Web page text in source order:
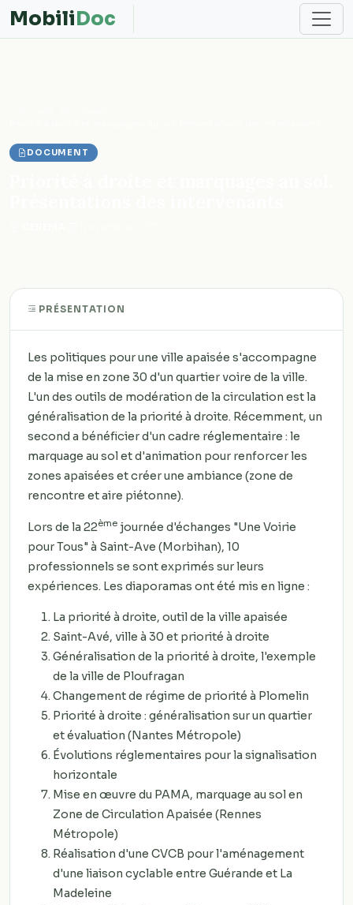
MobiliDoc
DOCUMENT
PRÉSENTATION
Les politiques pour une ville apaisée s'accompagne
de la mise en zone 30 d'un quartier voire de la ville.
L'un des outils de modération de la circulation est la
généralisation de la priorité à droite. Récemment, un
second a bénéficier d'un cadre réglementaire : le
marquage au sol et d'animation pour renforcer les
zones apaisées et créer une ambiance (zone de
rencontre et aire piétonne).
Lors de la 22ème journée d'échanges "Une Voirie
pour Tous" à Saint-Ave (Morbihan), 10
professionnels se sont exprimés sur leurs
expériences. Les diaporamas ont été mis en ligne :
La priorité à droite, outil de la ville apaisée
Saint-Avé, ville à 30 et priorité à droite
Généralisation de la priorité à droite, l'exemple
de la ville de Ploufragan
Changement de régime de priorité à Plomelin
Priorité à droite : généralisation sur un quartier
et évaluation (Nantes Métropole)
Évolutions réglementaires pour la signalisation
horizontale
Mise en œuvre du PAMA, marquage au sol en
Zone de Circulation Apaisée (Rennes
Métropole)
Réalisation d'une CVCB pour l'aménagement
d'une liaison cyclable entre Guérande et La
Madeleine